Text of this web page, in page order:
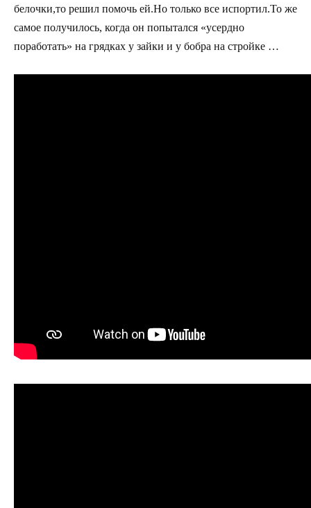
белочки,то решил помочь ей.Но только все испортил.То же
самое получилось, когда он попытался «усердно
поработать» на грядках у зайки и у бобра на стройке …